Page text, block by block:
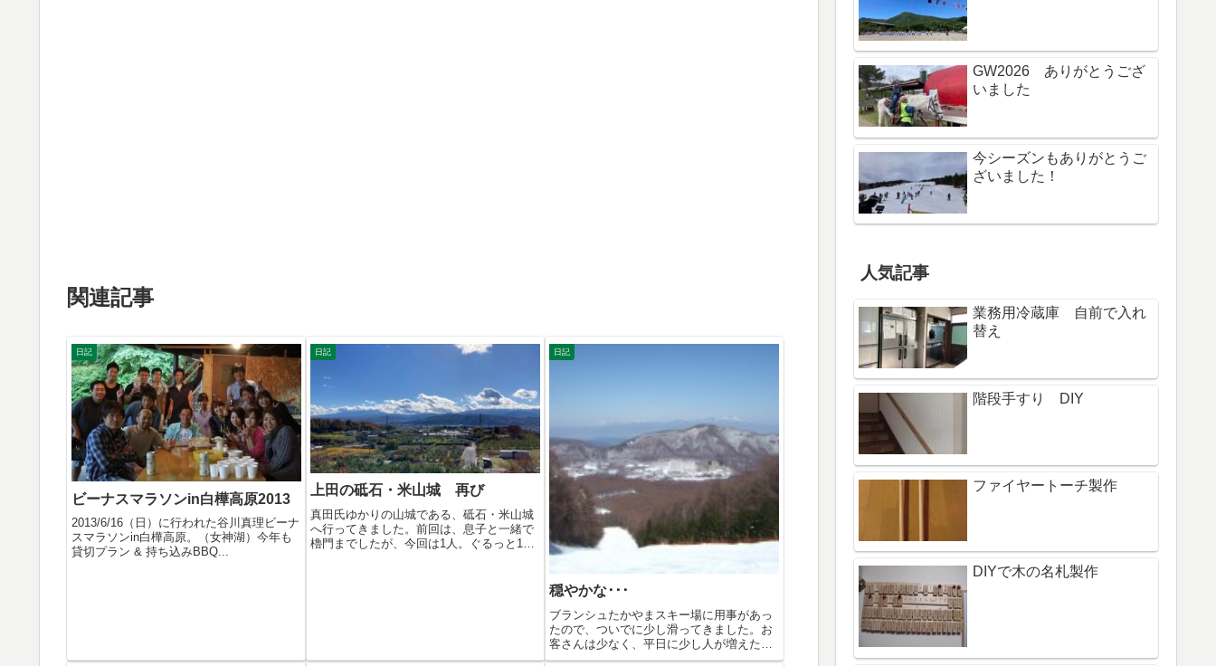
関連記事
日記
ビーナスマラソンin白樺高原2013
2013/6/16（日）に行われた谷川真理ビーナ
スマラソンin白樺高原。（女神湖）今年も
貸切プラン & 持ち込みBBQ...
日記
上田の砥石・米山城 再び
真田氏ゆかりの山城である、砥石・米山城
へ行ってきました。前回は、息子と一緒で
櫓門までしたが、今回は1人。ぐるっと1周
日記
穏やかな･･･
ブランシュたかやまスキー場に用事があっ
たので、ついでに少し滑ってきました。お
客さんは少なく、平日に少し人が増えたぐ
らい。...
GW2026 ありがとうござ
いました
今シーズンもありがとうご
ざいました！
人気記事
業務用冷蔵庫 自前で入れ
替え
階段手すり DIY
ファイヤートーチ製作
DIYで木の名札製作